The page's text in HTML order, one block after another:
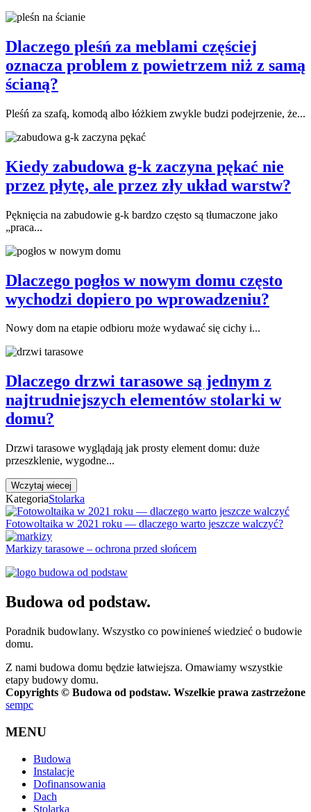
Dlaczego pleśń za meblami częściej
oznacza problem z powietrzem niż z samą
ścianą?
Pleśń za szafą, komodą albo łóżkiem zwykle budzi podejrzenie, że...
Kiedy zabudowa g-k zaczyna pękać nie
przez płytę, ale przez zły układ warstw?
Pęknięcia na zabudowie g-k bardzo często są tłumaczone jako
„praca...
Dlaczego pogłos w nowym domu często
wychodzi dopiero po wprowadzeniu?
Nowy dom na etapie odbioru może wydawać się cichy i...
Dlaczego drzwi tarasowe są jednym z
najtrudniejszych elementów stolarki w
domu?
Drzwi tarasowe wyglądają jak prosty element domu: duże
przeszklenie, wygodne...
Wczytaj wiecej
KategoriaStolarka
Fotowoltaika w 2021 roku — dlaczego warto jeszcze walczyć?
Markizy tarasowe – ochrona przed słońcem
Budowa od podstaw.
Poradnik budowlany. Wszystko co powinieneś wiedzieć o budowie
domu.
Z nami budowa domu będzie łatwiejsza. Omawiamy wszystkie
etapy budowy domu.
Copyrights © Budowa od podstaw. Wszelkie prawa zastrzeżone
sempc
MENU
Budowa
Instalacje
Dofinansowania
Dach
Stolarka